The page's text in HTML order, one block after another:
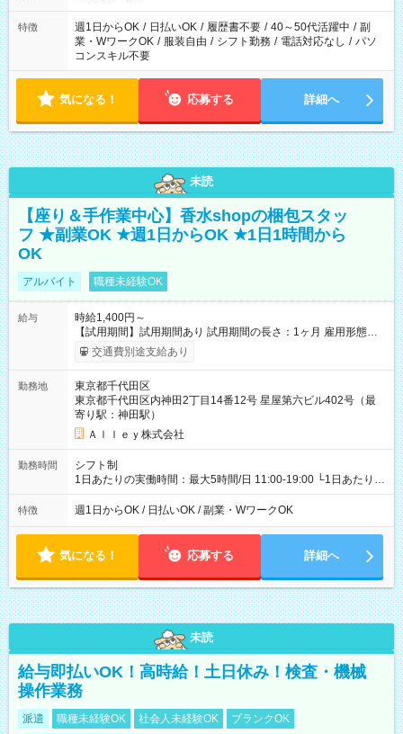
特徴 週1日からOK / 日払いOK / 履歴書不要 / 40～50代活躍中 / 副
業・WワークOK / 服装自由 / シフト勤務 / 電話対応なし / パソ
コンスキル不要
気になる！ 応募する 詳細へ
未読
【座り＆手作業中心】香水shopの梱包スタッ
フ ★副業OK ★週1日からOK ★1日1時間から
OK
アルバイト 職種未経験OK
給与
時給1,400円～
【試用期間】試用期間あり 試用期間の長さ：1ヶ月 雇用形態、
給与は本採用時と同じです。
交通費別途支給あり
勤務地
東京都千代田区
東京都千代田区内神田2丁目14番12号 星屋第六ビル402号（最
寄り駅：神田駅）
Ａｌｌｅｙ株式会社
勤務時間
シフト制
1日あたりの実働時間：最大5時間/日 11:00-19:00 └1日あたりの
実働時間：1-5時間 └上記の時間帯内であれば、いつでも勤務可
能！ └平日・土曜日の中で、お好きな曜日でご勤務いただけま
18:00 などのように、自由な働き方が可能なお仕事です！
特徴 週1日からOK / 日払いOK / 副業・WワークOK
気になる！ 応募する 詳細へ
未読
給与即払いOK！高時給！土日休み！検査・機械
操作業務
派遣 職種未経験OK 社会人未経験OK
ブランクOK